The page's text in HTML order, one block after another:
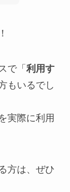
で「利用す
もいるでし
実際に利用
方は、ぜひ